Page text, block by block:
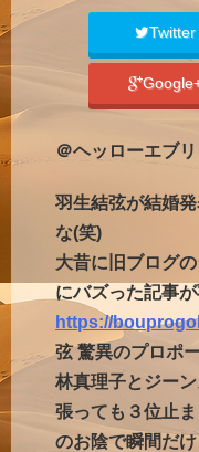
Twitter
＠ヘッローエブ
羽生結弦が結婚
な(笑)
大昔に旧ブログ
にバズった記事
https://
弦 驚異のプロポ
林真理子とジー
張っても３位止
のお陰で瞬間だ